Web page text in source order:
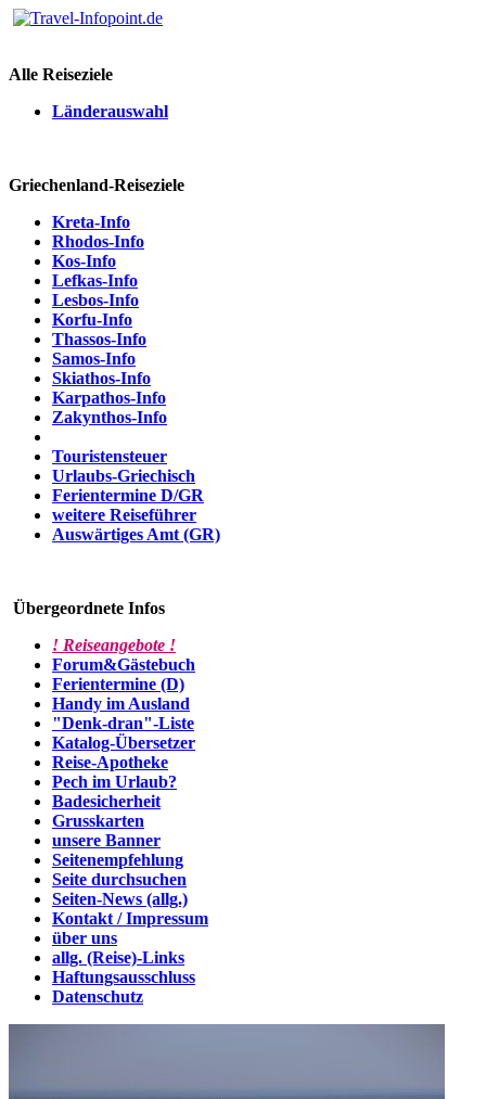
Alle Reiseziele
Länderauswahl
Griechenland-Reiseziele
Kreta-Info
Rhodos-Info
Kos-Info
Lefkas-Info
Lesbos-Info
Korfu-Info
Thassos-Info
Samos-Info
Skiathos-Info
Karpathos-Info
Zakynthos-Info
Touristensteuer
Urlaubs-Griechisch
Ferientermine D/GR
weitere Reiseführer
Auswärtiges Amt (GR)
Übergeordnete Infos
! Reiseangebote !
Forum&Gästebuch
Ferientermine (D)
Handy im Ausland
"Denk-dran"-Liste
Katalog-Übersetzer
Reise-Apotheke
Pech im Urlaub?
Badesicherheit
Grusskarten
unsere Banner
Seitenempfehlung
Seite durchsuchen
Seiten-News (allg.)
Kontakt / Impressum
über uns
allg. (Reise)-Links
Haftungsausschluss
Datenschutz